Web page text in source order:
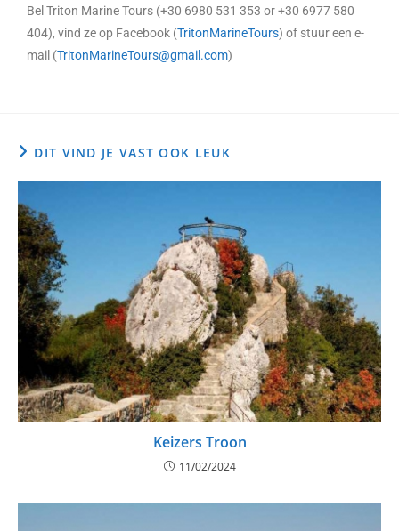
Bel Triton Marine Tours (+30 6980 531 353 or +30 6977 580
404), vind ze op Facebook (TritonMarineTours) of stuur een e-
mail (TritonMarineTours@gmail.com)
DIT VIND JE VAST OOK LEUK
Keizers Troon
11/02/2024